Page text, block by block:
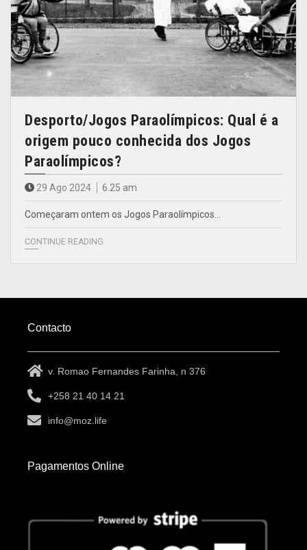
Desporto/Jogos Paraolímpicos: Qual é a
origem pouco conhecida dos Jogos
Paraolímpicos?
29 Ago 2024 6.25 am
Começaram ontem os Jogos Paraolímpicos…
CONTINUE READING
Contacto
v. Romao Fernandes Farinha, n 376
+258 21 40 14 21
info@moz.life
Pagamentos Online